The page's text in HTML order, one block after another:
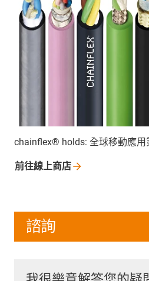
chainflex® holds: 全球移動應用
前往線上商店
諮詢